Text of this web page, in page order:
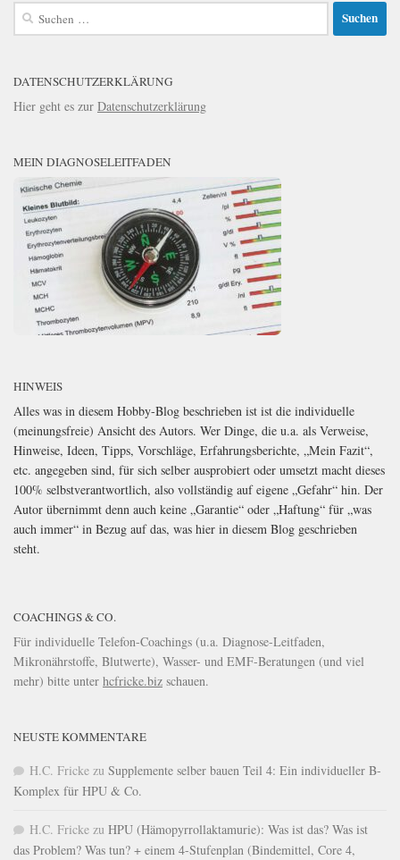
Suchen
nach:
DATENSCHUTZERKLÄRUNG
Hier geht es zur Datenschutzerklärung
MEIN DIAGNOSELEITFADEN
HINWEIS
Alles was in diesem Hobby-Blog beschrieben ist ist die individuelle
(meinungsfreie) Ansicht des Autors. Wer Dinge, die u.a. als Verweise,
Hinweise, Ideen, Tipps, Vorschläge, Erfahrungsberichte, „Mein Fazit“,
etc. angegeben sind, für sich selber ausprobiert oder umsetzt macht dieses
100% selbstverantwortlich, also vollständig auf eigene „Gefahr“ hin. Der
Autor übernimmt denn auch keine „Garantie“ oder „Haftung“ für „was
auch immer“ in Bezug auf das, was hier in diesem Blog geschrieben
steht.
COACHINGS & CO.
Für individuelle Telefon-Coachings (u.a. Diagnose-Leitfaden,
Mikronährstoffe, Blutwerte), Wasser- und EMF-Beratungen (und viel
mehr) bitte unter hcfricke.biz schauen.
NEUSTE KOMMENTARE
H.C. Fricke zu Supplemente selber bauen Teil 4: Ein individueller B-
Komplex für HPU & Co.
H.C. Fricke zu HPU (Hämopyrrollaktamurie): Was ist das? Was ist
das Problem? Was tun? + einem 4-Stufenplan (Bindemittel, Core 4,